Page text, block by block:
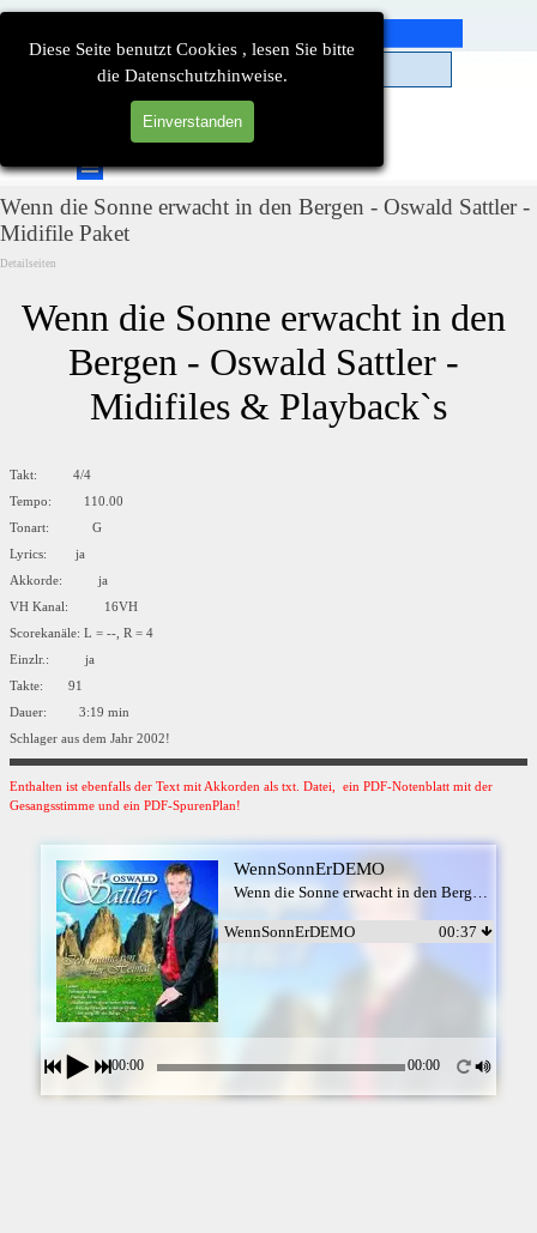
Diese Seite benutzt Cookies , lesen Sie bitte
die Datenschutzhinweise.
Einverstanden
Direkt zum Seiteninhalt
Menü überspringen
Wenn die Sonne erwacht in den Bergen - Oswald Sattler -
Midifile Paket
Detailseiten
Wenn die Sonne erwacht in den
Bergen - Oswald Sattler -
Midifiles & Playback`s
Takt: 4/4
Tempo: 110.00
Tonart: G
Lyrics: ja
Akkorde: ja
VH Kanal: 16VH
Scorekanäle: L = --, R = 4
Einzlr.: ja
Takte: 91
Dauer: 3:19 min
Schlager aus dem Jahr 2002!
Enthalten ist ebenfalls der Text mit Akkorden als txt. Datei, ein PDF-Notenblatt mit der
Gesangsstimme und ein PDF-SpurenPlan!
WennSonnErDEMO
WennSonnErDEMO 00:37
00:00 00:00